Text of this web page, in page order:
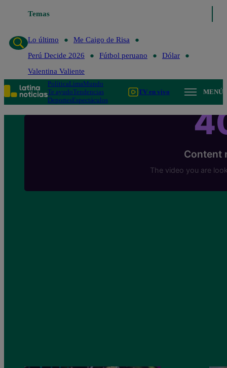
Temas
Lo último
Me Caigo de Risa
Perú Decide 2026
Fútbol peruano
Dólar
Valentina Valiente
PolíticaLimaMundo
Te ayudoTendencias
DeportesEspectáculos
TV en vivo MENÚ